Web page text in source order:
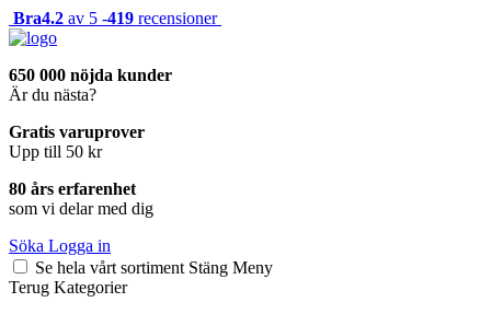
Bra4.2 av 5 -419 recensioner
650 000 nöjda kunder
Är du nästa?
Gratis varuprover
Upp till 50 kr
80 års erfarenhet
som vi delar med dig
Söka Logga in
Se hela vårt sortiment Stäng Meny
Terug Kategorier